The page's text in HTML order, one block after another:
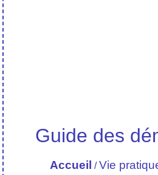
Guide des
Accueil /Vie